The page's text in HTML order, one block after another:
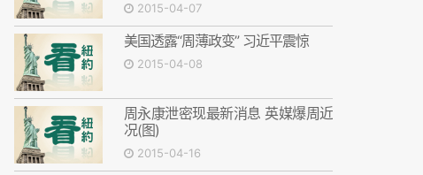
2015-04-07
美国透露“周薄政变” 习近平震惊
2015-04-08
周永康泄密现最新消息 英媒爆周近
况(图)
2015-04-16